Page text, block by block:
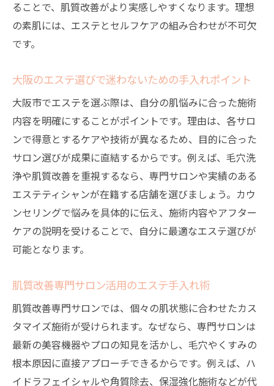
ト
大阪のエステで毛穴ケアを成功させる秘訣
エステ体験で知る大阪の肌質改善実感談
肌質改善サロン利用者のリアルなエステ感
想
フェイシャルエステで変わる肌のビフォー
アフター
大阪のエステ体験で得た継続手入れのコツ
エステ通いを続けて分かった肌質改善の秘
訣
手入れとエステの両立で実感した肌の変化
エステを活用した毛穴洗浄の秘訣とは
れ
毛穴洗浄の効果を引き出すエステ利用法
大阪のエステで毛穴洗浄が人気の理由
フェイシャルエステで毛穴悩み解消を目指
す方法
ることで、肌質改善がより実感しやすくなります。理想
の素肌には、エステとセルフケアの組み合わせが不可欠
です。
大阪のエステ選びで迷わないための手入れポイント
大阪市でエステを選ぶ際は、自分の肌悩みに合った施術
内容を明確にすることがポイントです。理由は、各サロ
ンで得意とするケアや技術が異なるため、目的に合った
サロン選びが成果に直結するからです。例えば、毛穴洗
浄や肌質改善を重視するなら、専門サロンや実績のある
エステティシャンが在籍する店舗を選びましょう。カウ
ンセリングで悩みを具体的に伝え、施術内容やアフター
ケアの説明を受けることで、自分に最適なエステ選びが
可能となります。
肌質改善専門サロン活用のエステ手入れ術
肌質改善専門サロンでは、個々の肌状態に合わせたカス
タマイズ施術が受けられます。なぜなら、専門サロンは
最新の美容機器やプロの知見を活かし、毛穴やくすみの
根本原因に直接アプローチできるからです。例えば、ハ
イドラフェイシャルや角質除去、保湿強化施術などが代